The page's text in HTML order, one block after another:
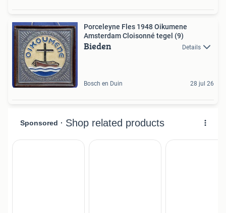
Porceleyne Fles 1948 Oikumene
Amsterdam Cloisonné tegel (9)
Bieden Details
Bosch en Duin 28 jul 26